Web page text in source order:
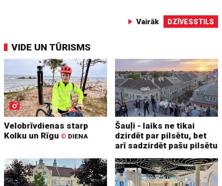
Vairāk DZĪVESSTILS
VIDE UN TŪRISMS
Velobrīvdienas starp
Kolku un Rīgu © DIENA
Šauļi - laiks ne tikai
dzirdēt par pilsētu, bet
arī sadzirdēt pašu pilsētu